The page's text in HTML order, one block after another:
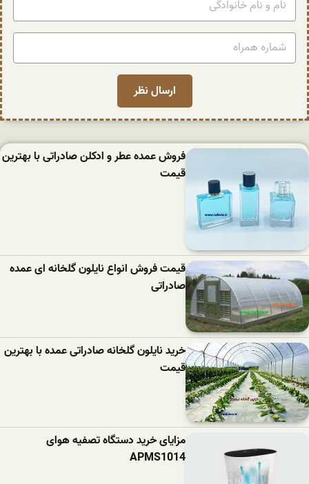
فروش عمده عطر و ادکلن صادراتی با بهترین
قیمت
قیمت فروش انواع نایلون گلخانه ای عمده
صادراتی
خرید نایلون گلخانه صادراتی عمده با بهترین
قیمت
مزایای خرید دستگاه تصفیه هوای
APMS1014